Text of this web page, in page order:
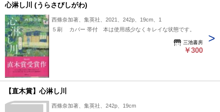
心淋し川 (うらさびしがわ)
西條奈加著、集英社、2021、242p、19cm、1
５刷 カバー 帯付 本は使用感少なくキレイな状態です。
三池書房
￥300
【直木賞】心淋し川
西條奈加著、集英社、242p、19cm